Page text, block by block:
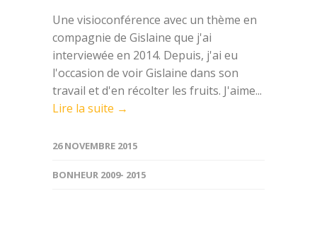
Une visioconférence avec un thème en
compagnie de Gislaine que j'ai
interviewée en 2014. Depuis, j'ai eu
l'occasion de voir Gislaine dans son
travail et d'en récolter les fruits. J'aime...
Lire la suite →
26 NOVEMBRE 2015
BONHEUR 2009- 2015